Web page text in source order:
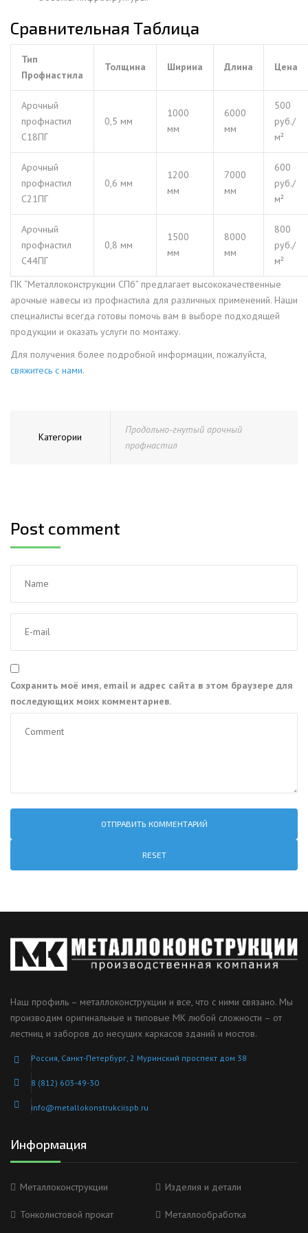
Сравнительная Таблица
Тип
Профнастила
Толщина Ширина Длина Цена
Арочный
профнастил
С18ПГ
0,5 мм
1000
мм
6000
мм
500
руб./
м²
Арочный
профнастил
С21ПГ
0,6 мм
1200
мм
7000
мм
600
руб./
м²
Арочный
профнастил
С44ПГ
0,8 мм
1500
мм
8000
мм
800
руб./
м²
ПК “Металлоконструкции СПб” предлагает высококачественные
арочные навесы из профнастила для различных применений. Наши
специалисты всегда готовы помочь вам в выборе подходящей
продукции и оказать услуги по монтажу.
Для получения более подробной информации, пожалуйста,
свяжитесь с нами.
Категории
Продольно-гнутый арочный
профнастил
Post comment
Сохранить моё имя, email и адрес сайта в этом браузере для
последующих моих комментариев.
RESET
Наш профиль – металлоконструкции и все, что с ними связано. Мы
производим оригинальные и типовые МК любой сложности – от
лестниц и заборов до несущих каркасов зданий и мостов.
Россия, Санкт-Петербург, 2 Муринский проспект дом 38
8 (812) 603-49-30
info@metallokonstrukciispb.ru
Информация
Металлоконструкции Изделия и детали
Тонколистовой прокат Металлообработка